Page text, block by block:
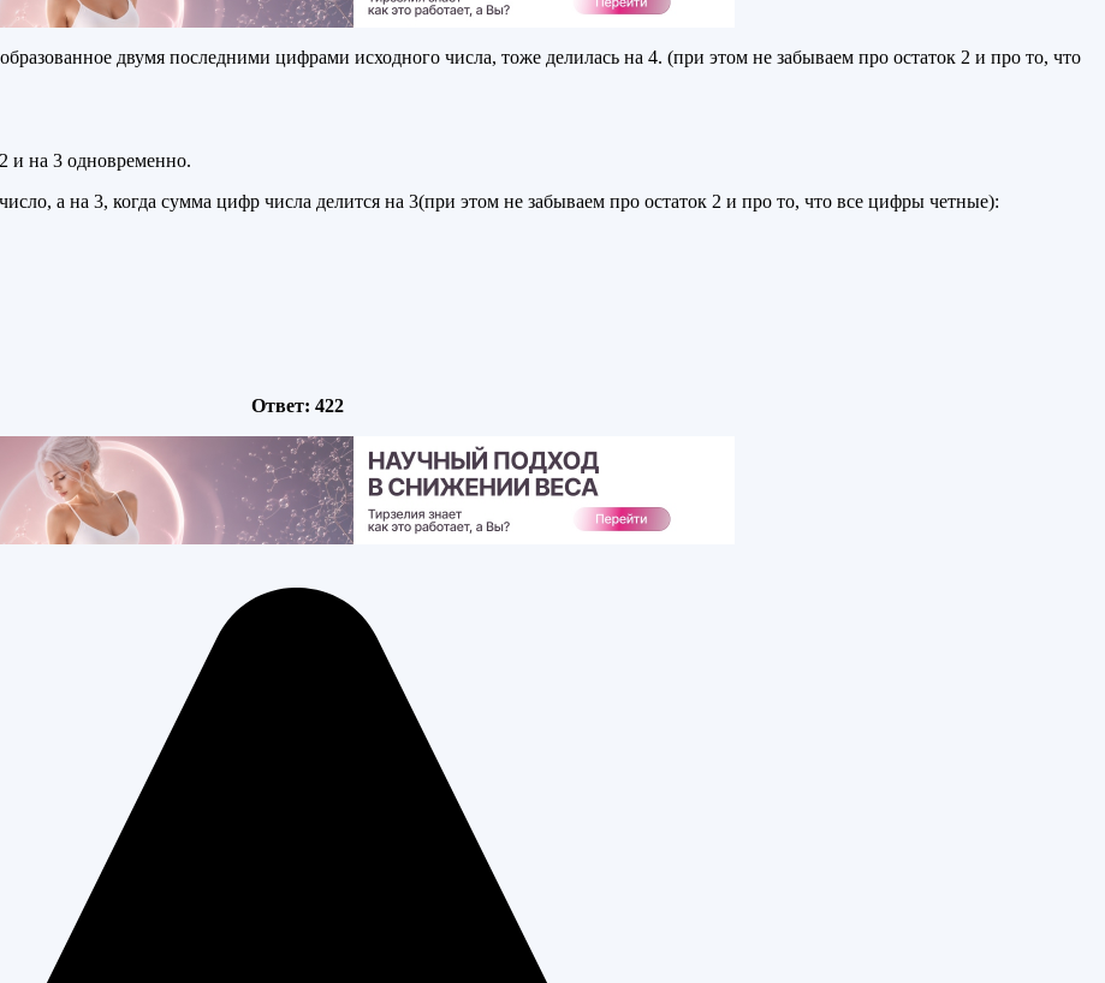
двумя последними цифрами исходного числа, тоже делилась на 4. (при этом не забываем про остаток 2 и про то, что
и на 3 одновременно.
а на 3, когда сумма цифр числа делится на 3(при этом не забываем про остаток 2 и про то, что все цифры четные):
Ответ: 422